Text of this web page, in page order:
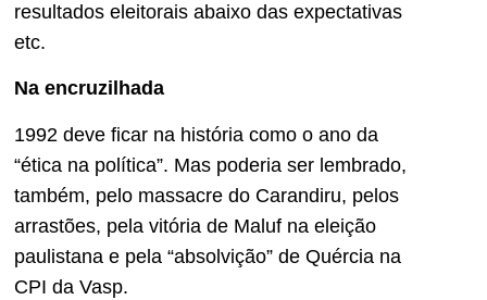
resultados eleitorais abaixo das expectativas
etc.
Na encruzilhada
1992 deve ficar na história como o ano da
“ética na política”. Mas poderia ser lembrado,
também, pelo massacre do Carandiru, pelos
arrastões, pela vitória de Maluf na eleição
paulistana e pela “absolvição” de Quércia na
CPI da Vasp.